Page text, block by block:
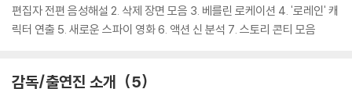
※ 아웃케이스/구성품/포장 상태
1) 제작/배송 과정에서 경미한 아웃케이스 주름, 모서리 눌림 및 갈라짐이
2) 스틸북 케이스 제작 과정에서 기포 혹은 경미한 인쇄 오류가 발생할 수
편집자 전편 음성해설 2. 삭제 장면 모음 3. 베를린 로케이션 4. '로레인' 캐
릭터 연출 5. 새로운 스파이 영화 6. 액션 신 분석 7. 스토리 콘티 모음
감독/출연진 소개 5